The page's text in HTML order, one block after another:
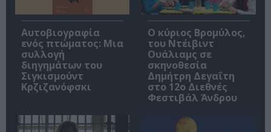
Αυτοβιογραφία
ενός πτώματος: Μια
συλλογή
διηγημάτων του
Σιγκισμούντ
Κρζιζανόφσκι
O κύριος Βρομύλος,
του Ντέιβιντ
Ουάλιαμς σε
σκηνοθεσία
Δημήτρη Δεγαΐτη
στο 12ο Διεθνές
Φεστιβάλ Άνδρου